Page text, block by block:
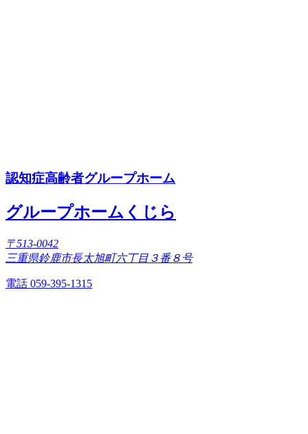
認知症高齢者グループホーム
グループホームくじら
〒513-0042
三重県鈴鹿市長太旭町六丁目３番８号
電話 059-395-1315